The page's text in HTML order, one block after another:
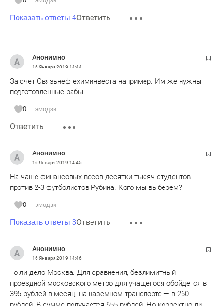
Показать ответы 4Ответить
Анонимно
16 Января 2019 14:44
За счет Связьнефтехиминвеста например. Им же нужны
подготовленные рабы.
0 эмодзи
Ответить
Анонимно
16 Января 2019 14:45
На чаше финансовых весов десятки тысяч студентов
против 2-3 футболистов Рубина. Кого мы выберем?
0 эмодзи
Показать ответы 3Ответить
Анонимно
16 Января 2019 14:46
То ли дело Москва. Для сравнения, безлимитный
проездной московского метро для учащегося обойдется в
395 рублей в месяц, на наземном транспорте — в 260